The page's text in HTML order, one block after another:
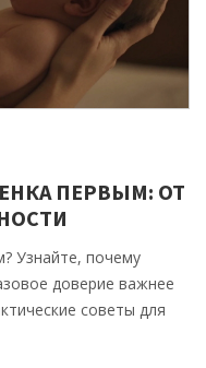
ПЕРВЫМ: ОТ
Узнайте, почему
доверие важнее
советы для